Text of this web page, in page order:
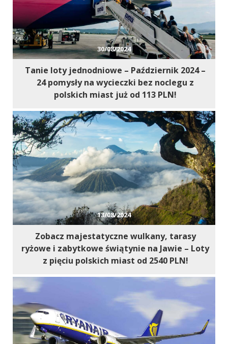
30/08/2024
Tanie loty jednodniowe – Październik 2024 –
24 pomysły na wycieczki bez noclegu z
polskich miast już od 113 PLN!
13/08/2024
Zobacz majestatyczne wulkany, tarasy
ryżowe i zabytkowe świątynie na Jawie – Loty
z pięciu polskich miast od 2540 PLN!